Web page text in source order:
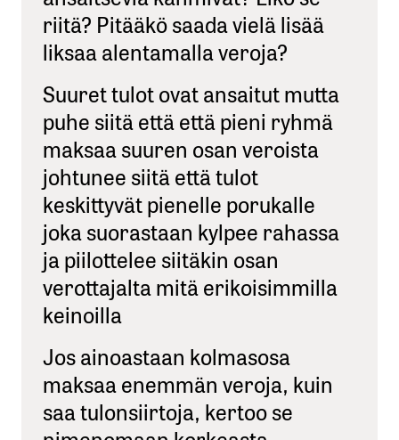
riitä? Pitääkö saada vielä lisää
liksaa alentamalla veroja?
Suuret tulot ovat ansaitut mutta
puhe siitä että että pieni ryhmä
maksaa suuren osan veroista
johtunee siitä että tulot
keskittyvät pienelle porukalle
joka suorastaan kylpee rahassa
ja piilottelee siitäkin osan
verottajalta mitä erikoisimmilla
keinoilla
Jos ainoastaan kolmasosa
maksaa enemmän veroja, kuin
saa tulonsiirtoja, kertoo se